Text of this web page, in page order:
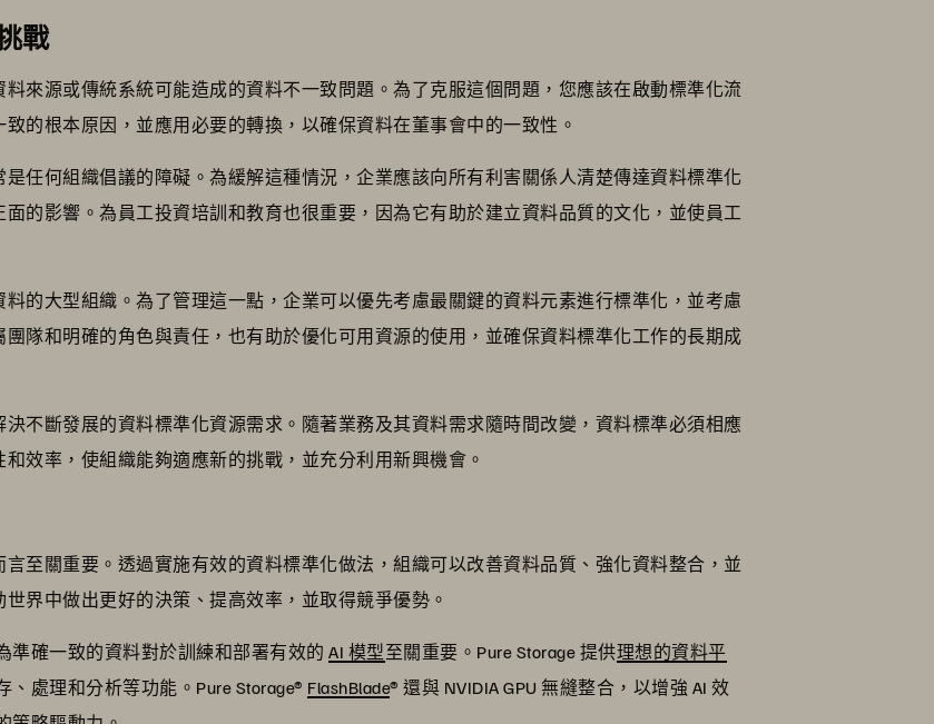
戰
來源或傳統系統可能造成的資料不一致問題。為了克服這個問題，您應該在啟動標準化流
的根本原因，並應用必要的轉換，以確保資料在董事會中的一致性。
任何組織倡議的障礙。為緩解這種情況，企業應該向所有利害關係人清楚傳達資料標準化
的影響。為員工投資培訓和教育也很重要，因為它有助於建立資料品質的文化，並使員工
的大型組織。為了管理這一點，企業可以優先考慮最關鍵的資料元素進行標準化，並考慮
隊和明確的角色與責任，也有助於優化可用資源的使用，並確保資料標準化工作的長期成
不斷發展的資料標準化資源需求。隨著業務及其資料需求隨時間改變，資料標準必須相應
效率，使組織能夠適應新的挑戰，並充分利用新興機會。
至關重要。透過實施有效的資料標準化做法，組織可以改善資料品質、強化資料整合，並
界中做出更好的決策、提高效率，並取得競爭優勢。
準確一致的資料對於訓練和部署有效的AI 模型至關重要。Pure Storage 提供理想的資料平
處理和分析等功能。Pure Storage® FlashBlade® 還與 NVIDIA GPU 無縫整合，以增強 AI 效